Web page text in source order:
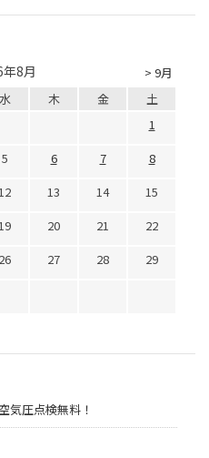
> 9月
8月
水 木 金
土
1
5 6 7
8
13 14
15
20 21
22
26 27 28
29
気圧点検無料！